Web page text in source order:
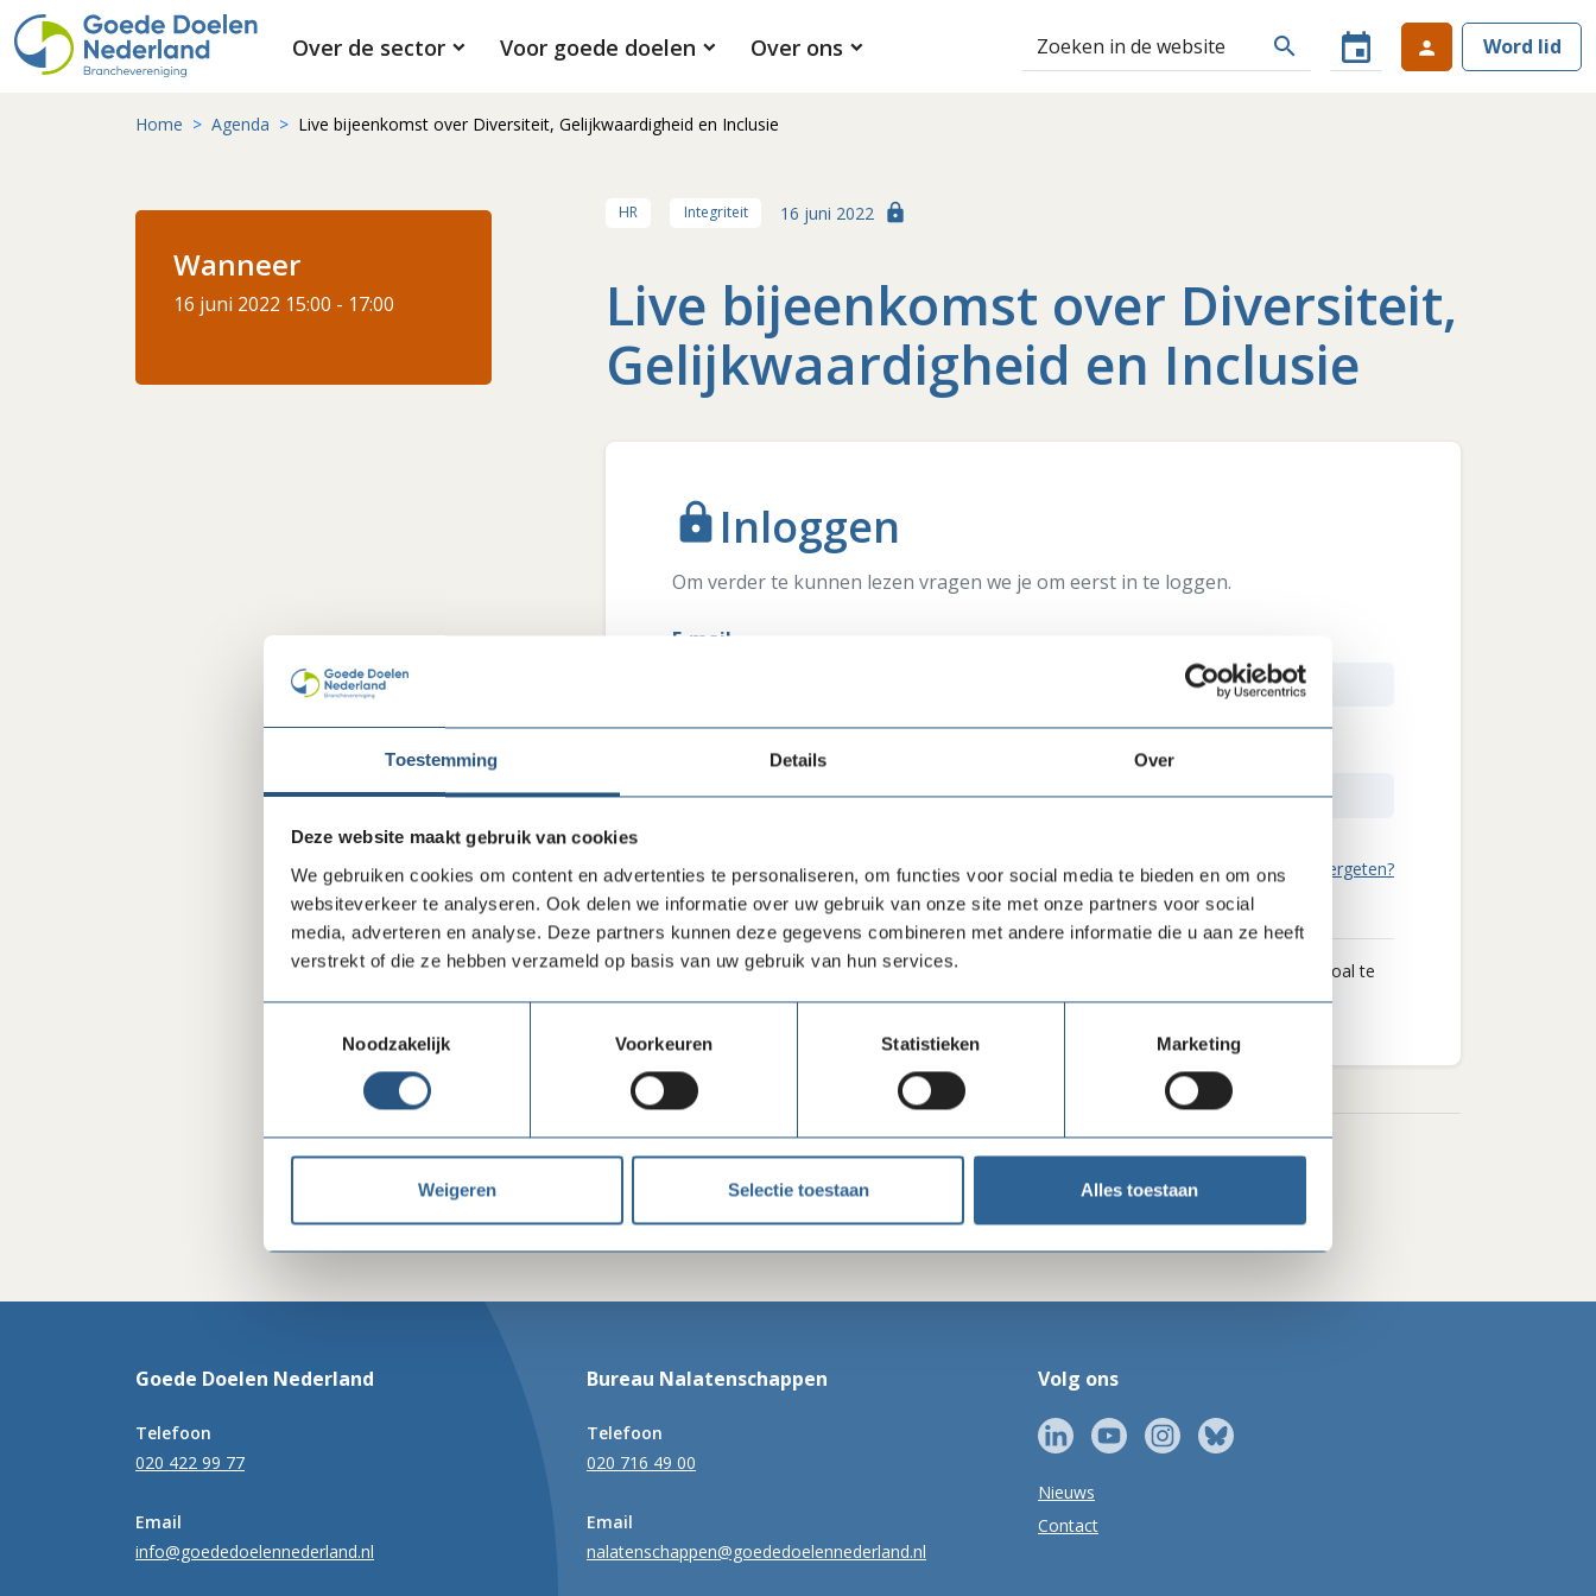
Toestemming Details Over
Deze website maakt gebruik van cookies
We gebruiken cookies om content en advertenties te personaliseren, om functies voor social media te bieden en om ons
websiteverkeer te analyseren. Ook delen we informatie over uw gebruik van onze site met onze partners voor social
media, adverteren en analyse. Deze partners kunnen deze gegevens combineren met andere informatie die u aan ze heeft
verstrekt of die ze hebben verzameld op basis van uw gebruik van hun services.
Noodzakelijk
Voorkeuren Statistieken Marketing
Weigeren Selectie toestaan Alles toestaan
Over de sector Voor goede doelen Over ons search event person Word lid
Home Agenda Live bijeenkomst over Diversiteit, Gelijkwaardigheid en Inclusie
HR Integriteit 16 juni 2022 lock
Live bijeenkomst over Diversiteit,
Gelijkwaardigheid en Inclusie
lock Inloggen
Om verder te kunnen lezen vragen we je om eerst in te loggen.
E-mail
Wachtwoord
Inloggen Wachtwoord vergeten?
Heb je interesse in ons lidmaatschap? Wil je weten wat we je als brancheorganisatie zoal te
bieden hebben?Klik hier
Delen Delen via LinkedIn
Delen via Facebook
Wanneer
16 juni 2022 15:00 - 17:00
Goede Doelen Nederland
Telefoon
020 422 99 77
Email
info@goededoelennederland.nl
Bureau Nalatenschappen
Telefoon
020 716 49 00
Email
nalatenschappen@goededoelennederland.nl
Volg ons
Nieuws
Contact